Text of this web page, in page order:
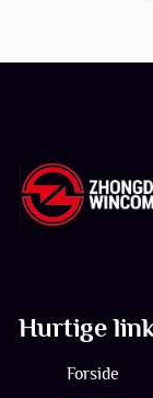
Hurtige
Forside